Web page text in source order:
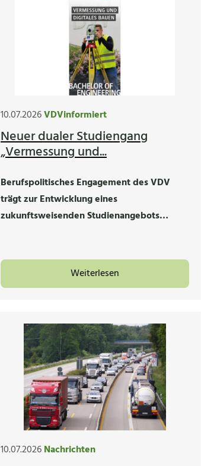
10.07.2026VDVinformiert
Neuer dualer Studiengang
„Vermessung und...
Berufspolitisches Engagement des VDV
trägt zur Entwicklung eines
zukunftsweisenden Studienangebots…
Weiterlesen
10.07.2026Nachrichten